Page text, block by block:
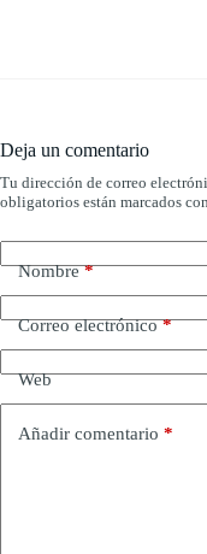
Deja un comentario
Tu dirección de correo
obligatorios están marcados con
Nombre*
Correo electrónico*
Web
Añadir comentario *